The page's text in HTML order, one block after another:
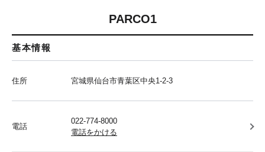
PARCO1
基本情報
住所 宮城県仙台市青葉区中央1-2-3
電話
022-774-8000
電話をかける